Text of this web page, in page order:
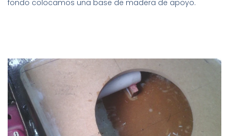
fondo colocamos una base de madera de apoyo.